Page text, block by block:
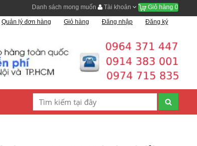
Danh sách mong muốn Tài khoản Giỏ hàng 0
Quản lý đơn hàng Giỏ hàng Đăng nhập Đăng ký